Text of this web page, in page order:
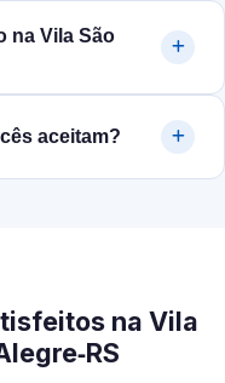
na Vila São
aceitam?
na Vila